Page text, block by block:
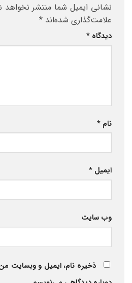
نشانی ایمیل شما منتشر
علامت‌گذاری شده‌اند *
دیدگاه *
نام *
ایمیل *
وب‌ سایت
ذخیره نام، ایمیل و وبسایت